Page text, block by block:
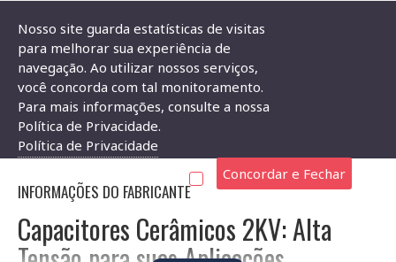
Componentes Eletrônicos Capacitor
CAPACITOR CERÂMICO 2KV
INFORMAÇÕES DO FABRICANTE
Capacitores Cerâmicos 2KV: Alta
Nosso site guarda estatísticas de visitas
para melhorar sua experiência de
navegação. Ao utilizar nossos serviços,
você concorda com tal monitoramento.
Para mais informações, consulte a nossa
Política de Privacidade.
Política de Privacidade
Concordar e Fechar